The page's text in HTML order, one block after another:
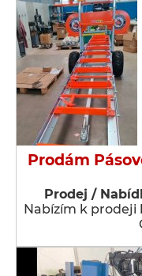
Prodám
Prodej /
Nabízím k prodeji